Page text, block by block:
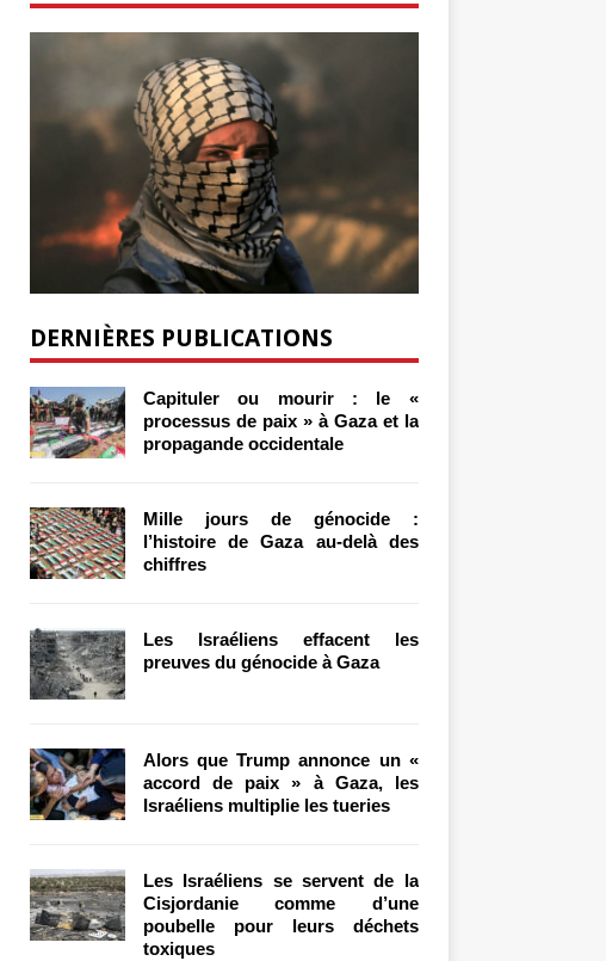
DERNIÈRES PUBLICATIONS
Capituler ou mourir : le «
processus de paix » à Gaza et la
propagande occidentale
Mille jours de génocide :
l’histoire de Gaza au-delà des
chiffres
Les Israéliens effacent les
preuves du génocide à Gaza
Alors que Trump annonce un «
accord de paix » à Gaza, les
Israéliens multiplie les tueries
Les Israéliens se servent de la
Cisjordanie comme d’une
poubelle pour leurs déchets
toxiques